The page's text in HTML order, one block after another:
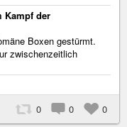
Kampf der
Boxen gestürmt.
zwischenzeitlich
0 0 0